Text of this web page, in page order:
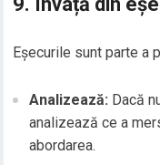
Eșecurile sunt parte a
Analizează: Dacă
analizează ce a
abordarea.